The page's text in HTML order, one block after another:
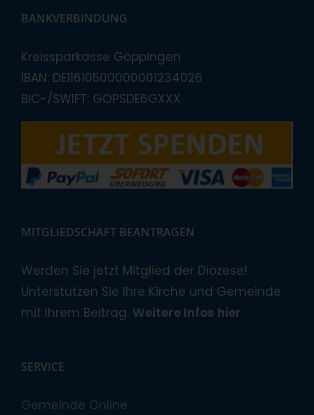
BANKVERBINDUNG
Kreissparkasse Göppingen
IBAN: DE11610500000001234026
BIC-/SWIFT: GOPSDE6GXXX
MITGLIEDSCHAFT BEANTRAGEN
Werden Sie jetzt Mitglied der Diözese!
Unterstützen Sie Ihre Kirche und Gemeinde
mit Ihrem Beitrag. Weitere Infos hier
SERVICE
Gemeinde Online